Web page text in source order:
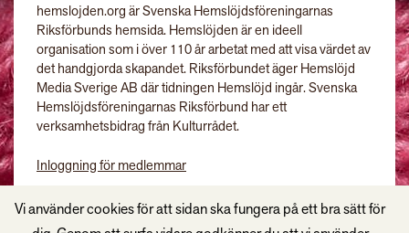
hemslojden.org är Svenska Hemslöjdsföreningarnas
Riksförbunds hemsida. Hemslöjden är en ideell
organisation som i över 110 år arbetat med att visa värdet av
det handgjorda skapandet. Riksförbundet äger Hemslöjd
Media Sverige AB där tidningen Hemslöjd ingår. Svenska
Hemslöjdsföreningarnas Riksförbund har ett
verksamhetsbidrag från Kulturrådet.
Inloggning för medlemmar
Vi använder cookies för att sidan ska fungera på ett bra sätt för